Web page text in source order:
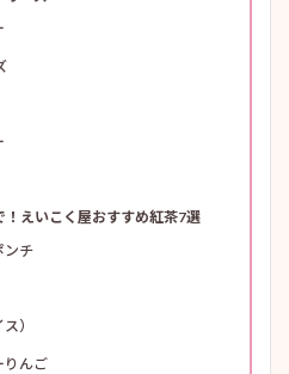
！えいこく屋おすすめ紅茶7選
ンチ
）
りんご